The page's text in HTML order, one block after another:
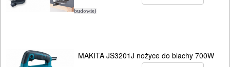
/
specjalistyczne
budowie)
MAKITA JS3201J nożyce do blachy 700W